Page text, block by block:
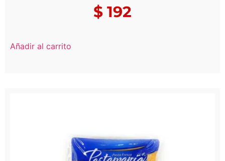
$ 192
Añadir al carrito